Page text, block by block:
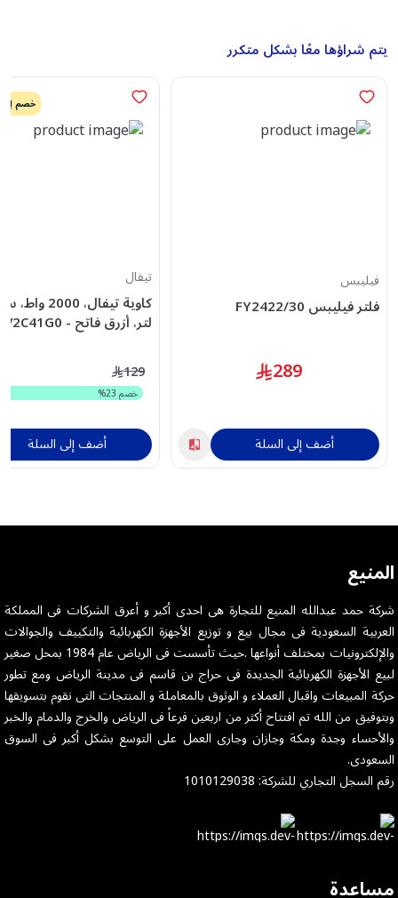
يتم شراؤها معًا بشكل متكرر
فيليبس
فلتر فيليبس FY2422/30
289
أضف إلى السلة
خصم
تيفال
لتر، أزرق فاتح - FV2C41G0
129
خصم 23
%
أضف إلى السلة
المنيع
شركة حمد عبدالله المنيع للتجارة هى احدى أكبر و أعرق الشركات فى المملكة
العربية السعودية فى مجال بيع و توزيع الأجهزة الكهربائية والتكييف والجوالات
والإلكترونيات بمختلف أنواعها .حيث تأسست فى الرياض عام 1984 بمحل صغير
لبيع الأجهزة الكهربائية الجديدة فى حراج بن قاسم فى مدينة الرياض ومع تطور
حركة المبيعات واقبال العملاء و الوثوق بالمعاملة و المنتجات التى نقوم بتسويقها
وبتوفيق من الله تم افتتاح أكثر من اربعين فرعاً فى الرياض والخرج والدمام والخبر
والأحساء وجدة ومكة وجازان وجارى العمل على التوسع بشكل أكبر فى السوق
السعودى.
رقم السجل التجاري للشركة: 1010129038
مساعدة